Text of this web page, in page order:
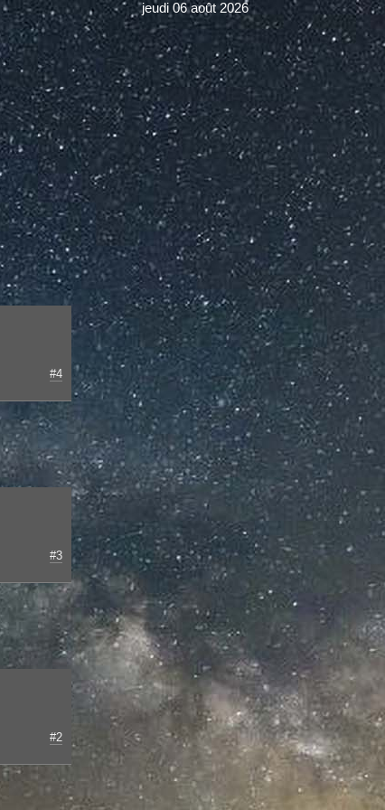
jeudi 06 août 2026
#4
#3
#2